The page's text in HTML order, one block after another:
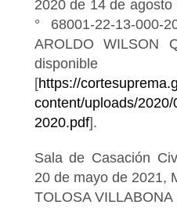
2020 de 14 de
° 68001-22-13-000-
AROLDO WILSON
[https://
content/uploads/
2020.pdf].
Sala de Casación
20 de mayo de 2021,
TOLOSA VILLABONA